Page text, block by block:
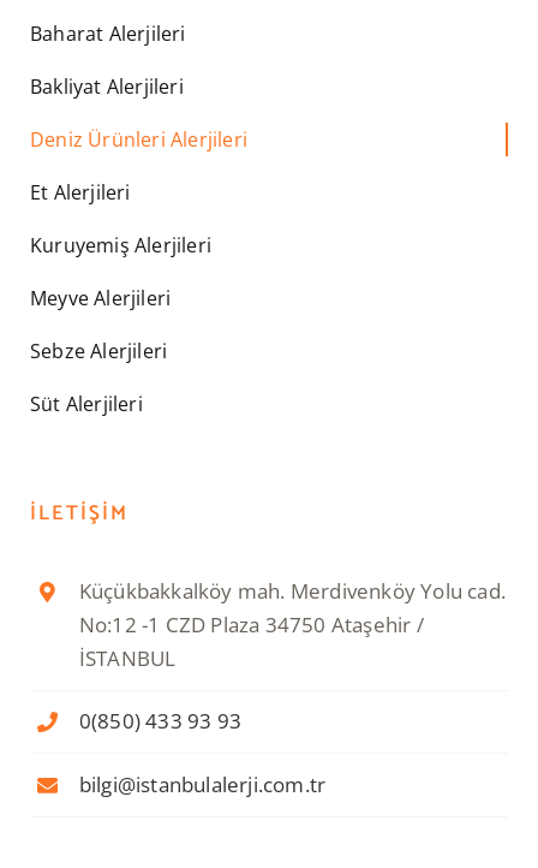
Baharat Alerjileri
Bakliyat Alerjileri
Deniz Ürünleri Alerjileri
Et Alerjileri
Kuruyemiş Alerjileri
Meyve Alerjileri
Sebze Alerjileri
Süt Alerjileri
İLETIŞIM
Küçükbakkalköy mah. Merdivenköy Yolu cad.
No:12 -1 CZD Plaza 34750 Ataşehir /
İSTANBUL
0(850) 433 93 93
bilgi@istanbulalerji.com.tr